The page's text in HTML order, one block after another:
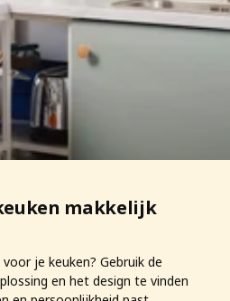
makkelijk
je keuken? Gebruik de
en het design te vinden